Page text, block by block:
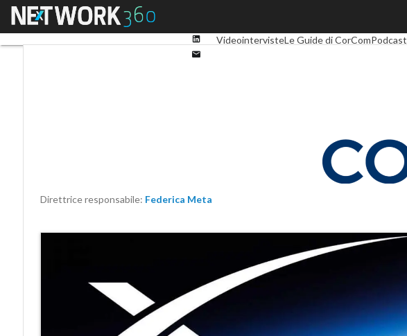
Menu
Linkedin
VideointervisteLe Guide di CorComPodcast
Direttrice responsabile: Federica Meta